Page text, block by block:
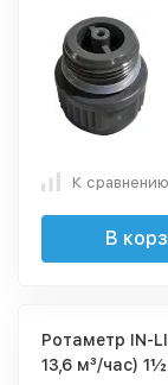
К сравнению
В
Ротаметр IN-
13,6 м³/час)